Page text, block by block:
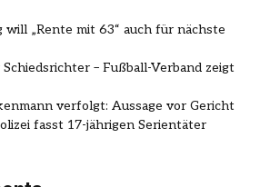
will „Rente mit 63“ auch für nächste
– Fußball-Verband zeigt
verfolgt: Aussage vor Gericht
fasst 17-jährigen Serientäter